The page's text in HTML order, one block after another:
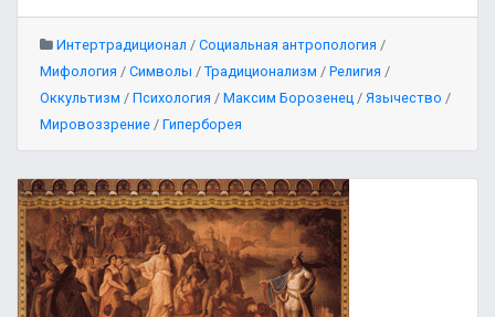
Интертрадиционал / Социальная антропология /
Мифология / Символы / Традиционализм / Религия /
Оккультизм / Психология / Максим Борозенец / Язычество /
Мировоззрение / Гиперборея